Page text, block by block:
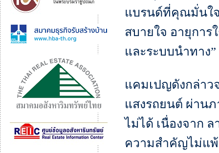
แบรนด์ที่คุณมั่นใ
สบายใจ อายุกา
และระบบนําทาง”
แคมเปญดังกล่าว
แสงรถยนต์ ผ่าน
ไม่ได้ เนื่องจาก
ความสําคัญไม่แพ้